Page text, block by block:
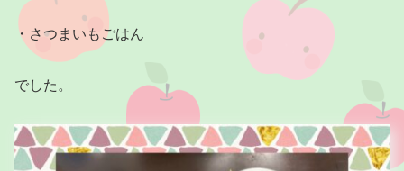
・さつまいもごはん
でした。